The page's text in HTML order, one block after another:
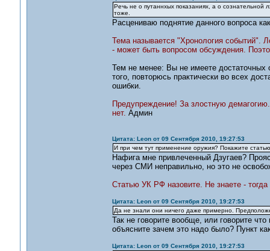
Речь не о путаннхых показаниях, а о
тоже.
Расцениваю поднятие данного вопроса
Тема называется "Хронология событий".
- может быть вопросом обсуждения.
Тем не менее: Вы не имеете достаточных
того, повторюсь практически во всех
ошибки.
Предупреждение! За злостную
нет. Админ
Цитата: Leon от 09 Сентября 2010, 19:27:53
И при чем тут применение оружия? Покажите
Нафига мне привлеченный Дзугаев?
через СМИ неправильно, но это не
Статью УК РФ назовите. Не знаете - тогда
Цитата: Leon от 09 Сентября 2010, 19:27:53
Да не знали они ничего даже примерно.
Так не говорите вообще, или говорите
объясните зачем это надо было? Пункт
Цитата: Leon от 09 Сентября 2010, 19:27:53